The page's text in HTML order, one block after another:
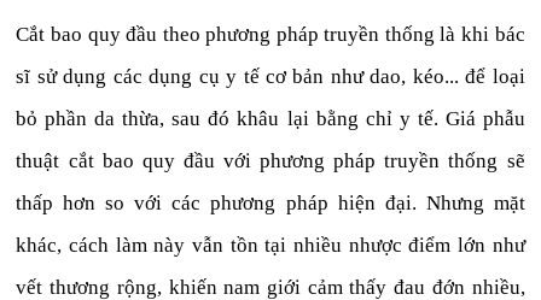
Cắt bao quy đầu theo phương pháp truyền thống là khi bác
sĩ sử dụng các dụng cụ y tế cơ bản như dao, kéo... để loại
bỏ phần da thừa, sau đó khâu lại bằng chỉ y tế. Giá phẫu
thuật cắt bao quy đầu với phương pháp truyền thống sẽ
thấp hơn so với các phương pháp hiện đại. Nhưng mặt
khác, cách làm này vẫn tồn tại nhiều nhược điểm lớn như
vết thương rộng, khiến nam giới cảm thấy đau đớn nhiều,